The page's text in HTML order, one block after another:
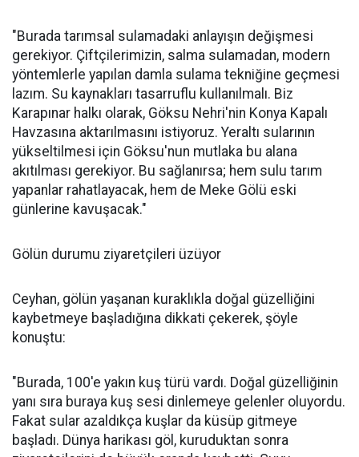
"Burada tarımsal sulamadaki anlayışın değişmesi
gerekiyor. Çiftçilerimizin, salma sulamadan, modern
yöntemlerle yapılan damla sulama tekniğine geçmesi
lazım. Su kaynakları tasarruflu kullanılmalı. Biz
Karapınar halkı olarak, Göksu Nehri'nin Konya Kapalı
Havzasına aktarılmasını istiyoruz. Yeraltı sularının
yükseltilmesi için Göksu'nun mutlaka bu alana
akıtılması gerekiyor. Bu sağlanırsa; hem sulu tarım
yapanlar rahatlayacak, hem de Meke Gölü eski
günlerine kavuşacak."
Gölün durumu ziyaretçileri üzüyor
Ceyhan, gölün yaşanan kuraklıkla doğal güzelliğini
kaybetmeye başladığına dikkati çekerek, şöyle
konuştu:
"Burada, 100'e yakın kuş türü vardı. Doğal güzelliğinin
yanı sıra buraya kuş sesi dinlemeye gelenler oluyordu.
Fakat sular azaldıkça kuşlar da küsüp gitmeye
başladı. Dünya harikası göl, kuruduktan sonra